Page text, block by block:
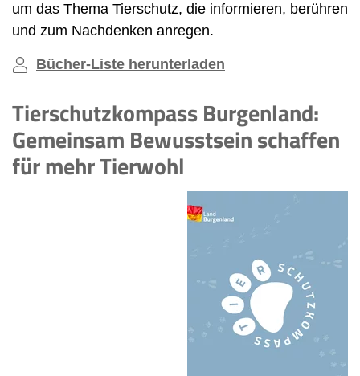
um das Thema Tierschutz, die informieren, berühren
und zum Nachdenken anregen.
Bücher-Liste herunterladen
Tierschutzkompass Burgenland:
Gemeinsam Bewusstsein schaffen
für mehr Tierwohl